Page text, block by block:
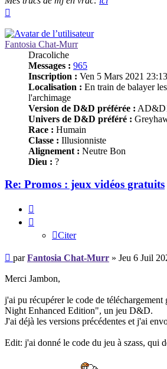
Fantosia Chat-Murr
Dracoliche
Messages : 965
Inscription : Ven 5 Mars 2021 23:13
Localisation : En train de balayer
l'archimage
Version de D&D préférée :
Univers de D&D préféré :
Race : Humain
Classe : Illusionniste
Alignement : Neutre Bon
Dieu : ?
Re: Promos : jeux vidéos gratuits
Citer
Message
parFantosia Chat-Murr » Jeu 6 Juil
Merci Jambon,
j'ai pu récupérer le code de
Night Enhanced Edition", un jeu D&D.
J'ai déjà les versions précédentes et j'ai
Edit: j'ai donné le code du jeu à szass, qui